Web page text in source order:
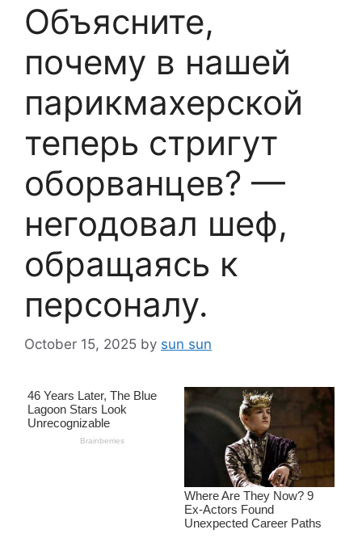
Объясните,
почему в нашей
парикмахерской
теперь стригут
оборванцев? —
негодовал шеф,
обращаясь к
персоналу.
October 15, 2025 by sun sun